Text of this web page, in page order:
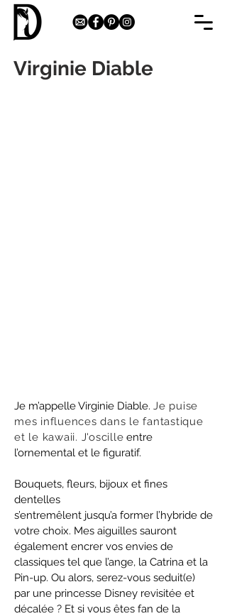
Virginie Diable
Je m’appelle Virginie Diable. Je puise
mes influences dans le fantastique
et le kawaii. J'oscille entre
l’ornemental et le figuratif.
Bouquets, fleurs, bijoux et fines
dentelles
s’entremêlent jusqu’a former l’hybride de
votre choix. Mes aiguilles sauront
également encrer vos envies de
classiques tel que l’ange, la Catrina et la
Pin-up. Ou alors, serez-vous seduit(e)
par une princesse Disney revisitée et
décalée ? Et si vous êtes fan de la